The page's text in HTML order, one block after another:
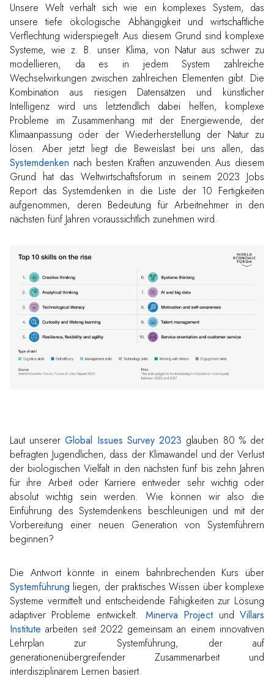
Unsere Welt verhält sich wie ein komplexes System, das
unsere tiefe ökologische Abhängigkeit und wirtschaftliche
Verflechtung widerspiegelt. Aus diesem Grund sind komplexe
Systeme, wie z. B. unser Klima, von Natur aus schwer zu
modellieren, da es in jedem System zahlreiche
Wechselwirkungen zwischen zahlreichen Elementen gibt. Die
Kombination aus riesigen Datensätzen und künstlicher
Intelligenz wird uns letztendlich dabei helfen, komplexe
Probleme im Zusammenhang mit der Energiewende, der
Klimaanpassung oder der Wiederherstellung der Natur zu
lösen. Aber jetzt liegt die Beweislast bei uns allen, das
Systemdenken nach besten Kräften anzuwenden. Aus diesem
Grund hat das Weltwirtschaftsforum in seinem 2023 Jobs
Report das Systemdenken in die Liste der 10 Fertigkeiten
aufgenommen, deren Bedeutung für Arbeitnehmer in den
nächsten fünf Jahren voraussichtlich zunehmen wird.
Laut unsererGlobal Issues Survey 2023 glauben 80 % der
befragten Jugendlichen, dass der Klimawandel und der Verlust
der biologischen Vielfalt in den nächsten fünf bis zehn Jahren
für ihre Arbeit oder Karriere entweder sehr wichtig oder
absolut wichtig sein werden. Wie können wir also die
Einführung des Systemdenkens beschleunigen und mit der
Vorbereitung einer neuen Generation von Systemführern
beginnen?
Die Antwort könnte in einem bahnbrechenden Kurs über
Systemführung liegen, der praktisches Wissen über komplexe
Systeme vermittelt und entscheidende Fähigkeiten zur Lösung
adaptiver Probleme entwickelt. Minerva ProjectundVillars
Institute arbeiten seit 2022 gemeinsam an einem innovativen
Lehrplan zur Systemführung, der auf
generationenübergreifender Zusammenarbeit und
interdisziplinärem Lernen basiert.